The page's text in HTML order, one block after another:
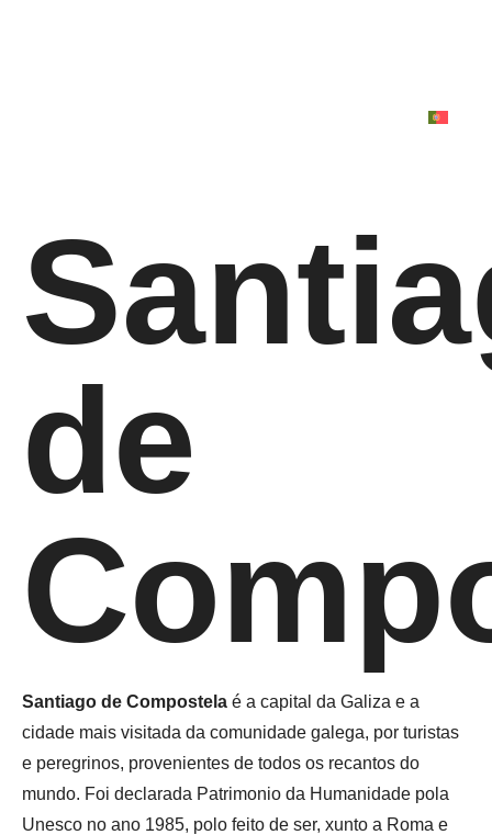
de
Santiago de Compostela é a capital da Galiza e a
cidade mais visitada da comunidade galega, por turistas
e peregrinos, provenientes de todos os recantos do
mundo. Foi declarada Patrimonio da Humanidade pola
Unesco no ano 1985, polo feito de ser, xunto a Roma e